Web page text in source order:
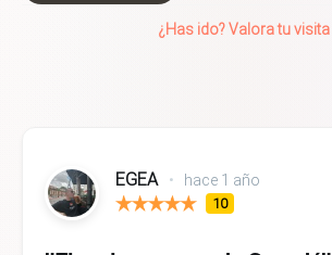
¿Has ido? Valora tu visita
EGEA • hace 1 año
10